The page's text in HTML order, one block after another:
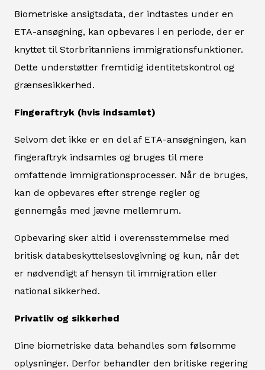
Biometriske ansigtsdata, der indtastes under en
ETA-ansøgning, kan opbevares i en periode, der er
knyttet til Storbritanniens immigrationsfunktioner.
Dette understøtter fremtidig identitetskontrol og
grænsesikkerhed.
Fingeraftryk (hvis indsamlet)
Selvom det ikke er en del af ETA-ansøgningen, kan
fingeraftryk indsamles og bruges til mere
omfattende immigrationsprocesser. Når de bruges,
kan de opbevares efter strenge regler og
gennemgås med jævne mellemrum.
Opbevaring sker altid i overensstemmelse med
britisk databeskyttelseslovgivning og kun, når det
er nødvendigt af hensyn til immigration eller
national sikkerhed.
Privatliv og sikkerhed
Dine biometriske data behandles som følsomme
oplysninger. Derfor behandler den britiske regering